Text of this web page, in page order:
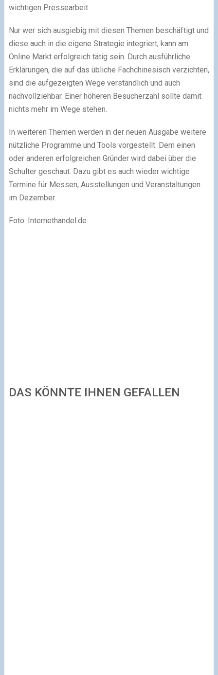
wichtigen Pressearbeit.
Nur wer sich ausgiebig mit diesen Themen beschäftigt und
diese auch in die eigene Strategie integriert, kann am
Online Markt erfolgreich tätig sein. Durch ausführliche
Erklärungen, die auf das übliche Fachchinesisch verzichten,
sind die aufgezeigten Wege verständlich und auch
nachvollziehbar. Einer höheren Besucherzahl sollte damit
nichts mehr im Wege stehen.
In weiteren Themen werden in der neuen Ausgabe weitere
nützliche Programme und Tools vorgestellt. Dem einen
oder anderen erfolgreichen Gründer wird dabei über die
Schulter geschaut. Dazu gibt es auch wieder wichtige
Termine für Messen, Ausstellungen und Veranstaltungen
im Dezember.
Foto: Internethandel.de
DAS KÖNNTE IHNEN GEFALLEN